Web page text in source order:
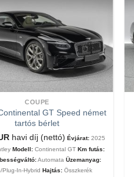
COUPE
GT Speed német
tartós bérlet
havi díj (nettó) Évjárat: 2025
Modell: Continental GT Km futás:
AutomataÜzemanyag:
Plug-In-Hybrid
Hajtás:Összkerék